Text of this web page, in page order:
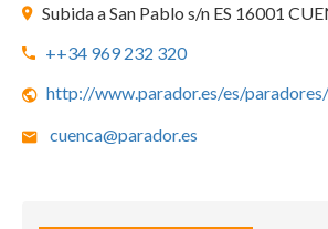
Subida a San Pablo s/n ES 16001
++34 969 232 320
cuenca@parador.es